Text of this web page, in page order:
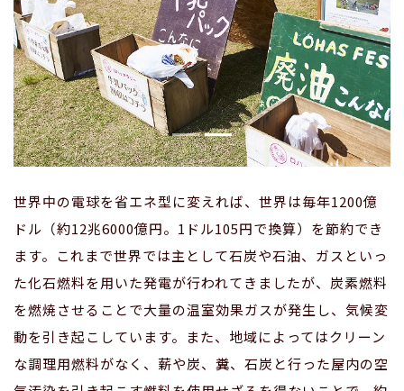
世界中の電球を省エネ型に変えれば、世界は毎年1200億
ドル（約12兆6000億円。1ドル105円で換算）を節約でき
ます。これまで世界では主として石炭や石油、ガスといっ
た化石燃料を用いた発電が行われてきましたが、炭素燃料
を燃焼させることで大量の温室効果ガスが発生し、気候変
動を引き起こしています。また、地域によってはクリーン
な調理用燃料がなく、薪や炭、糞、石炭と行った屋内の空